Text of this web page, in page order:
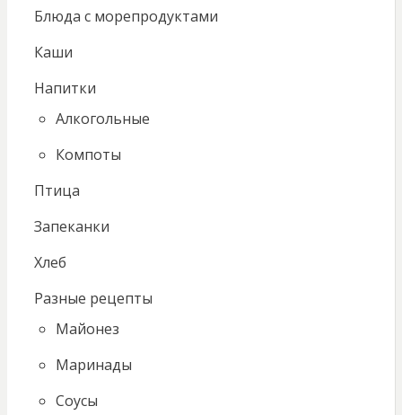
Блюда с морепродуктами
Каши
Напитки
Алкогольные
Компоты
Птица
Запеканки
Хлеб
Разные рецепты
Майонез
Маринады
Соусы